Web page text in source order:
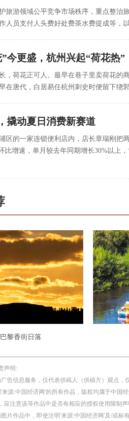
旅游领域公平竞争市场秩序，重点整治
人员支付人头费好处费茶水费提成等，
今更盛，杭州兴起“荷花热”
，荷花正可人。最早在巷子里卖荷花的
在唐代，白居易任杭州刺史时便留下
撬动夏日消费新赛道
区的一家连锁便利店内，店长章瑞刚把
比增速，单月较去年同期增长30%以上
巴黎香街日落
声明:
告信息服务，仅代表供稿人（供稿方）观点，
来源:中国经济网'的所有作品，版权均属于中国
应注意该等作品中是否有相应的授权使用限制
片作品中，即使注明'来源:中国经济网'及/或标